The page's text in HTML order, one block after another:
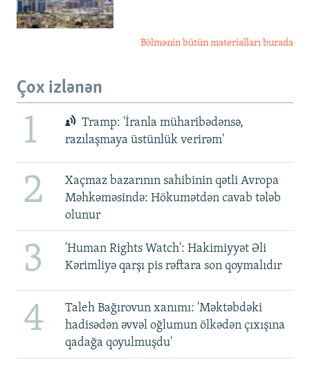
Bölmənin bütün materialları burada
Çox izlənən
1
Tramp: 'İranla müharibədənsə,
razılaşmaya üstünlük verirəm'
2
Xaçmaz bazarının sahibinin qətli Avropa
Məhkəməsində: Hökumətdən cavab tələb
olunur
3
'Human Rights Watch': Hakimiyyət Əli
Kərimliyə qarşı pis rəftara son qoymalıdır
4
Taleh Bağırovun xanımı: 'Məktəbdəki
hadisədən əvvəl oğlumun ölkədən çıxışına
qadağa qoyulmuşdu'